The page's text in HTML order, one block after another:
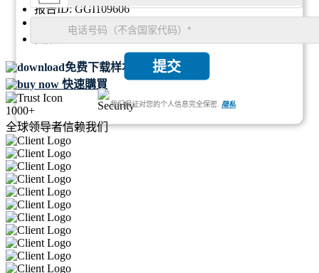
报告ID:GGI109606
SKU ID:
26803549
92
免费下载样本
快速購買
1000+
全球领导者信赖我们
提交
我们保证对您的个人信息完全保密. 隐私